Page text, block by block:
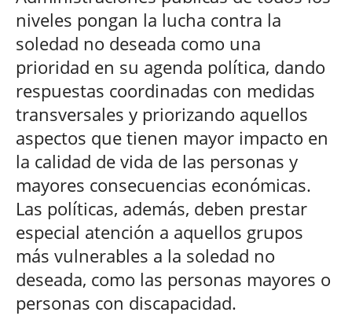
niveles pongan la lucha contra la
soledad no deseada como una
prioridad en su agenda política, dando
respuestas coordinadas con medidas
transversales y priorizando aquellos
aspectos que tienen mayor impacto en
la calidad de vida de las personas y
mayores consecuencias económicas.
Las políticas, además, deben prestar
especial atención a aquellos grupos
más vulnerables a la soledad no
deseada, como las personas mayores o
personas con discapacidad.